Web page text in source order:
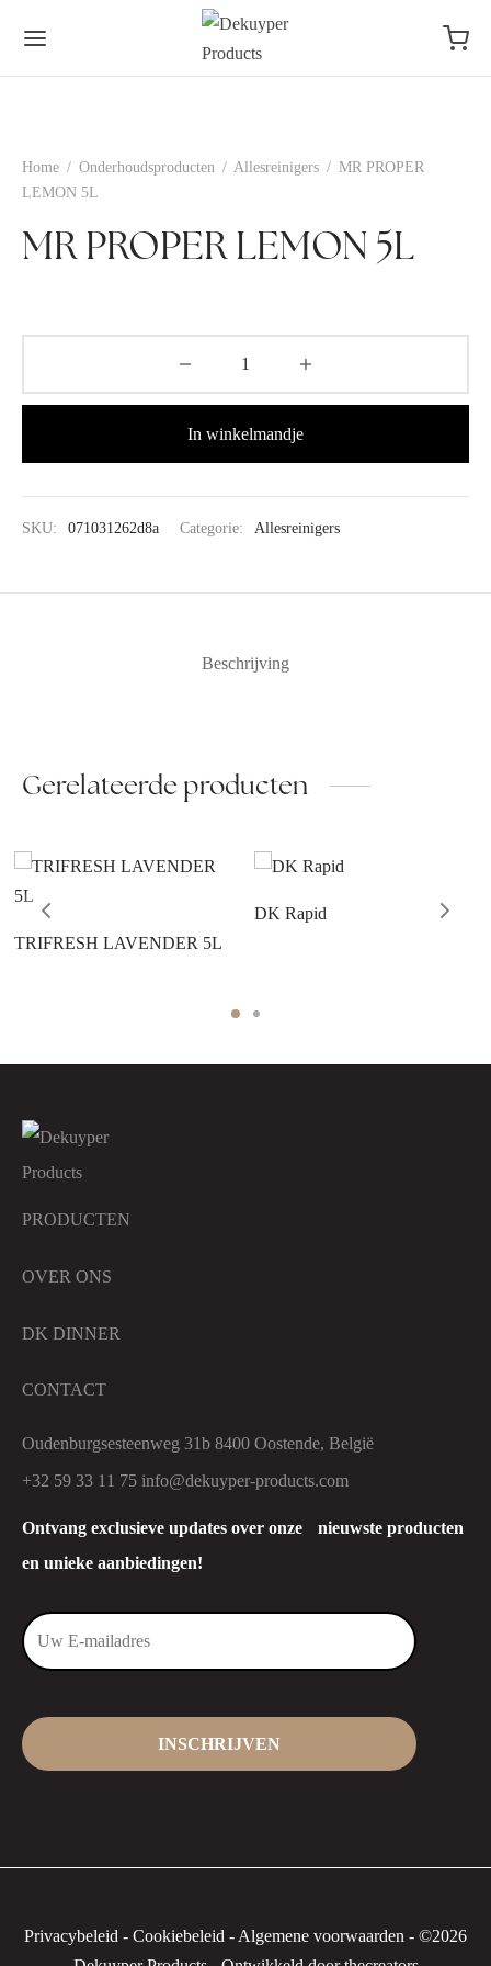
Home / Onderhoudsproducten / Allesreinigers / MR PROPER
LEMON 5L
MR PROPER LEMON 5L
In winkelmandje
SKU: 071031262d8a Categorie: Allesreinigers
Beschrijving
Gerelateerde producten
TRIFRESH LAVENDER 5L
DK Rapid
Ontvang exclusieve updates over onze nieuwste producten
en unieke aanbiedingen!
PRODUCTEN
OVER ONS
DK DINNER
CONTACT
Oudenburgsesteenweg 31b 8400 Oostende, België
+32 59 33 11 75 info@dekuyper-products.com
Privacybeleid - Cookiebeleid -Algemene voorwaarden - ©2026